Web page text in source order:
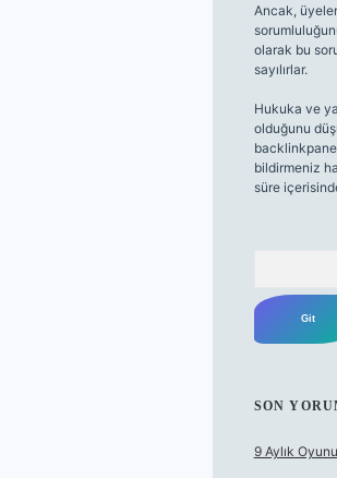
Ancak,
olarak bu
sayılırlar.
Hukuka ve
olduğunu
bildirmeniz
süre
SON
9 Aylık